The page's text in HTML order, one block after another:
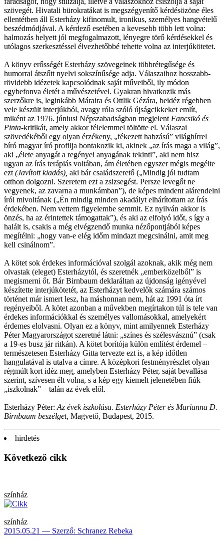
szövegét. Hivatali bürokratákat is megszégyenítő kérdésözöne éles
ellentétben áll Esterházy kifinomult, ironikus, személyes hangvételű
beszédmódjával. A kérdező esetében a kevesebb több lett volna:
halmozás helyett jól megfogalmazott, lényegre törő kérdésekkel és
utólagos szerkesztéssel élvezhetőbbé tehette volna az interjúkötetet.
A könyv erősségét Esterházy szövegeinek többrétegűsége és
humorral átszőtt nyelvi sokszínűsége adja. Válaszaihoz hosszabb-
rövidebb idézetek kapcsolódnak saját műveiből, ily módon
egybefonva életét a művészetével. Gyakran hivatkozik más
szerzőkre is, leginkább Máraira és Ottlik Gézára, beidéz régebben
vele készült interjúkból, avagy róla szóló újságcikkeket említ,
miként az 1976. júniusi Népszabadságban megjelent Fancsikó és
Pinta-kritikát, amely akkor félelemmel töltötte el. Válaszai
szövedékéből egy olyan érzékeny, „fékezett habzású” világhírrel
bíró magyar író profilja bontakozik ki, akinek „az írás maga a világ”,
aki „élete anyagát a regényei anyagának tekinti”, aki nem hisz
ugyan az írás terápiás voltában, ám életében egyszer mégis megélte
ezt (Javított kiadás), aki bár családszerető („Mindig jól tudtam
otthon dolgozni. Szeretem ezt a zsizsegést. Persze levegőt ne
vegyenek, az zavarna a munkámban”), de képes mindent alárendelni
írói mivoltának („Én mindig minden akadályt elhárítottam az írás
érdekében. Nem vettem figyelembe semmit. Ez nyilván akkor is
önzés, ha az érintettek támogattak”), és aki az elfolyó időt, s így a
halált is, csakis a még elvégzendő munka nézőpontjából képes
megítélni: „hogy van-e elég időm mindazt megcsinálni, amit meg
kell csinálnom”.
A kötet sok érdekes információval szolgál azoknak, akik még nem
olvastak (eleget) Esterházytól, és szeretnék „emberközelből” is
megismerni őt. Bár Birnbaum deklaráltan az újdonság igényével
készítette interjúkötetét, az Esterházyt kedvelők számára számos
történet már ismert lesz, ha máshonnan nem, hát az 1991 óta írt
regényeiből. A kötet azonban a művekben megírtakon túl is tele van
érdekes információkkal és személyes vallomásokkal, amelyekért
érdemes elolvasni. Olyan ez a könyv, mint amilyennek Esterházy
Péter Magyarországot szeretné látni: „színes és szélesvásznú” (csak
a 19-es busz jár ritkán). A kötet borítója külön említést érdemel –
természetesen Esterházy Gitta tervezte ezt is, a kép időtlen
hangulatával is utalva a címre. A középkori festményrészlet olyan
régmúlt kort idéz meg, amelyben Esterházy Péter, saját bevallása
szerint, szívesen élt volna, s a kép egy kiemelt jelenetében fiúk
„iszkolnak” – talán az évek elől.
Esterházy Péter: Az évek iszkolása. Esterházy Péterés Marianna D.
Birnbaum beszélget, Magvető, Budapest, 2015.
hirdetés
Következő cikk
színház
színház
2015.05.21 — Szerző: Schranez Rebeka